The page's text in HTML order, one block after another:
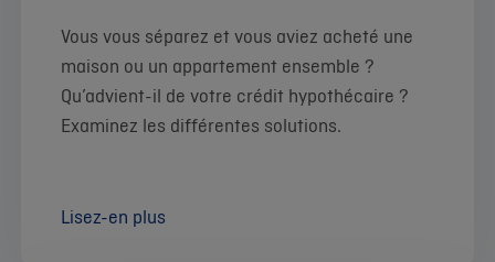
Vous vous séparez et vous aviez acheté une
maison ou un appartement ensemble ?
Qu’advient-il de votre crédit hypothécaire ?
Examinez les différentes solutions.
Lisez-en plus